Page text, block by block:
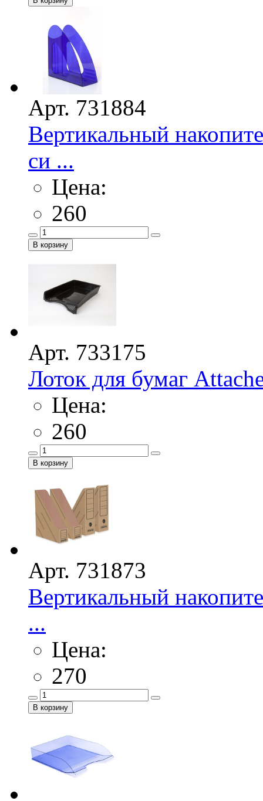
Арт. 731884
Вертикальный
си ...
Цена:
260
Арт. 733175
Лоток для бумаг
Цена:
260
Арт. 731873
Вертикальный
...
Цена:
270